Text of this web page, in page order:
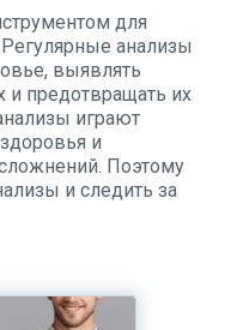
для
анализы
выявлять
и предотвращать их
играют
и
Поэтому
и следить за